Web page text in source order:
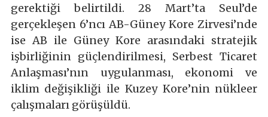
gerektiği belirtildi. 28 Mart’ta Seul’de
gerçekleşen 6’ncı AB-Güney Kore Zirvesi’nde
ise AB ile Güney Kore arasındaki stratejik
işbirliğinin güçlendirilmesi, Serbest Ticaret
Anlaşması’nın uygulanması, ekonomi ve
iklim değişikliği ile Kuzey Kore’nin nükleer
çalışmaları görüşüldü.